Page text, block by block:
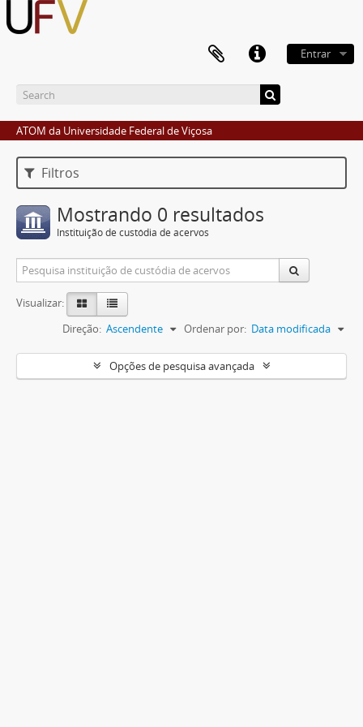
Entrar
ATOM da Universidade Federal de Viçosa
Filtros
Mostrando 0 resultados
Instituição de custódia de acervos
Visualizar:
Ordenar por: Data modificada
Direção: Ascendente
Opções de pesquisa avançada